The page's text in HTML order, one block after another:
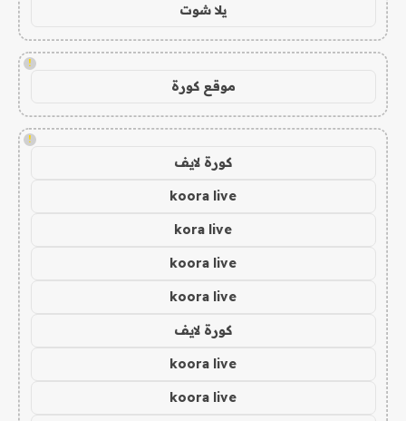
يلا شوت
!
موقع كورة
!
كورة لايف
koora live
kora live
koora live
koora live
كورة لايف
koora live
koora live